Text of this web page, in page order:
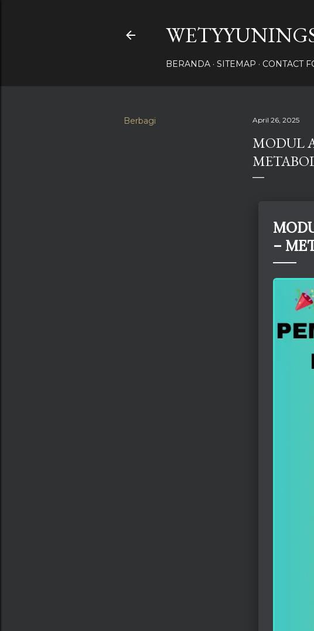
BERANDA SITEMAP CONTACT
Berbagi April 26, 2025
MODUL
–